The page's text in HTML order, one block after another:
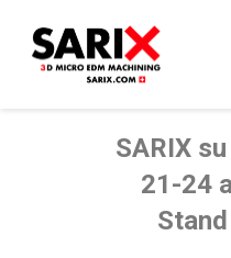
SARIX
21-24